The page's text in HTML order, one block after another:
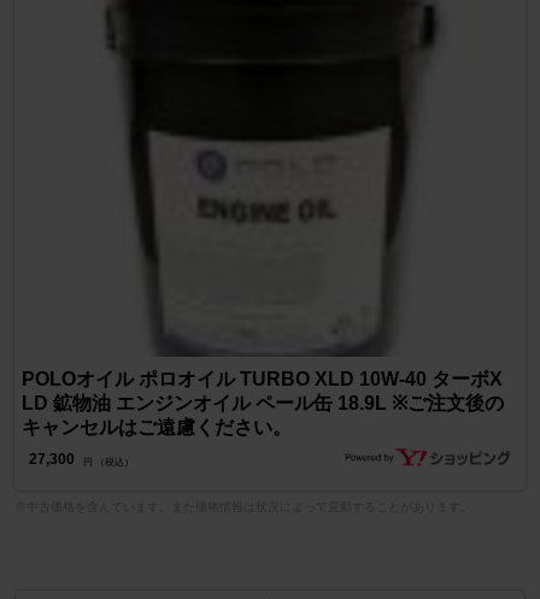
POLOオイル ポロオイル TURBO XLD 10W-40 ターボX
LD 鉱物油 エンジンオイル ペール缶 18.9L ※ご注文後の
キャンセルはご遠慮ください。
27,300 円 （税込）